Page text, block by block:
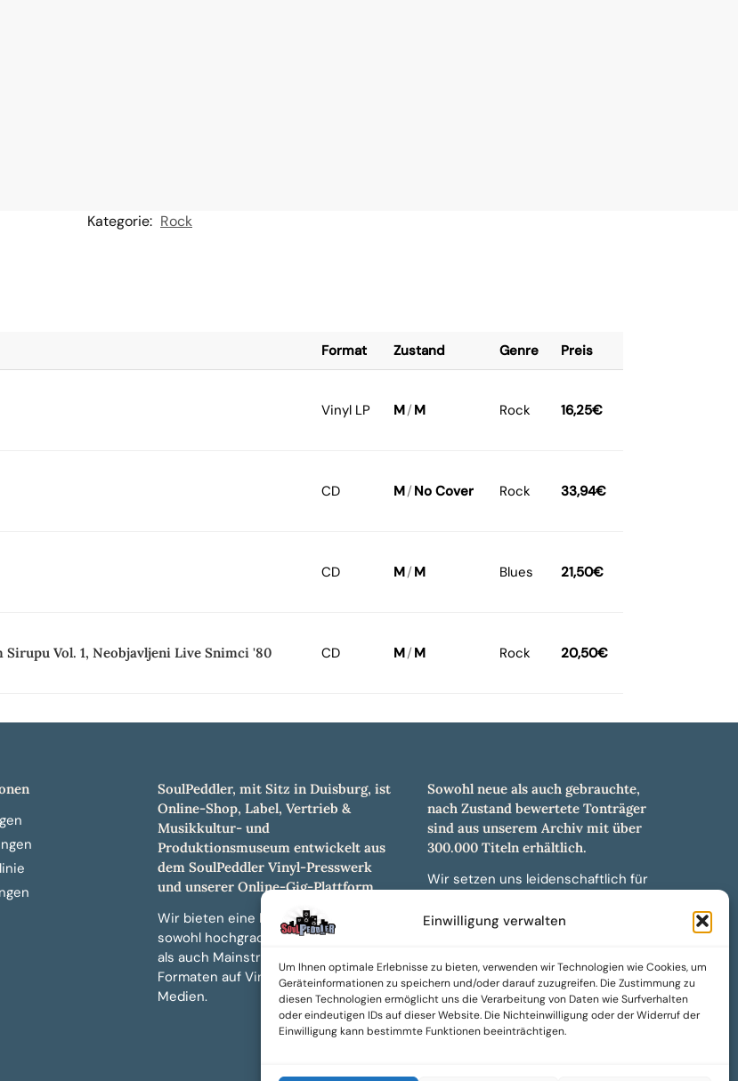
Einwilligung verwalten
Um Ihnen optimale Erlebnisse zu bieten, verwenden wir Technologien wie Cookies, um
Geräteinformationen zu speichern und/oder darauf zuzugreifen. Die Zustimmung zu
diesen Technologien ermöglicht uns die Verarbeitung von Daten wie Surfverhalten
oder eindeutigen IDs auf dieser Website. Die Nichteinwilligung oder der Widerruf der
Einwilligung kann bestimmte Funktionen beeinträchtigen.
Kategorie: Rock
Format Zustand Genre Preis
Vinyl LP M/ M Rock 16,25€
CD M/ No Cover Rock 33,94€
CD M/ M Blues 21,50€
Sirupu Vol. 1, Neobjavljeni Live Snimci '80 CD M/ M Rock 20,50€
SoulPeddler, mit Sitz in Duisburg, ist
Online-Shop, Label, Vertrieb &
Musikkultur- und
Produktionsmuseum entwickelt aus
dem SoulPeddler Vinyl-Presswerk
und unserer Online-Gig-Plattform.
Wir bieten eine breite Auswahl an
sowohl hochgradig sammelwürdigen
als auch Mainstream-Titeln und -
Formaten auf Vinyl, CD und weiteren
Medien.
Sowohl neue als auch gebrauchte,
nach Zustand bewertete Tonträger
sind aus unserem Archiv mit über
300.000 Titeln erhältlich.
Wir setzen uns leidenschaftlich für
und bieten hochwertige,
Musikindustrie.
SoulPeddler Mailorder, Records &
Vinyl Production – DUBOX –